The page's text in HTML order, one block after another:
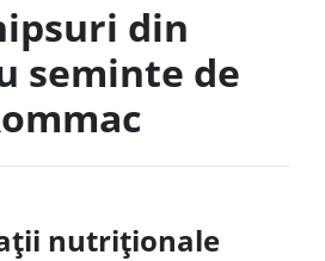
din
seminte de
nutriționale